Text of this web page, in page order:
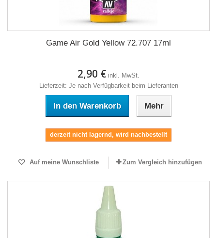
Game Air Gold Yellow 72.707 17ml
2,90 € inkl. MwSt.
Lieferzeit: Je nach Verfügbarkeit beim Lieferanten
In den Warenkorb Mehr
derzeit nicht lagernd, wird nachbestellt
Auf meine Wunschliste Zum Vergleich hinzufügen